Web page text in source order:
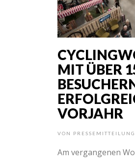
MIT ÜBER
VORJAHR
VON PRESSEMITTEILUNG
Am vergangenen